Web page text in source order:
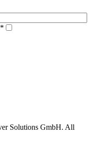
*
Solutions GmbH. All